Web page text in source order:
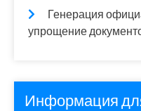
Генерация
упрощение
Информация